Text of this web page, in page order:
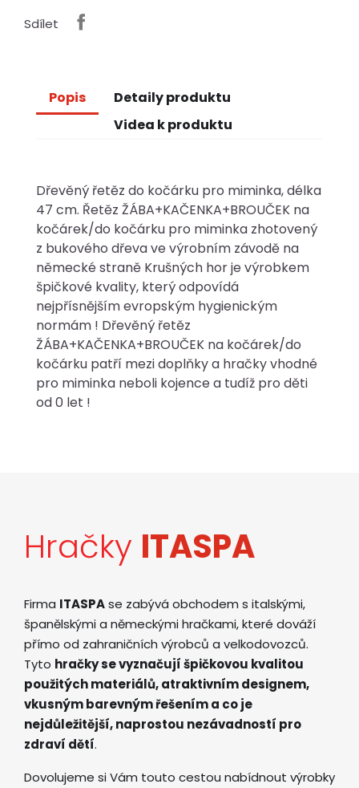
Sdílet
Popis
Detaily produktu
Videa k produktu
Dřevěný řetěz do kočárku pro miminka, délka
47 cm. Řetěz ŽÁBA+KAČENKA+BROUČEK na
kočárek/do kočárku pro miminka zhotovený
z bukového dřeva ve výrobním závodě na
německé straně Krušných hor je výrobkem
špičkové kvality, který odpovídá
nejpřísnějším evropským hygienickým
normám ! Dřevěný řetěz
ŽÁBA+KAČENKA+BROUČEK na kočárek/do
kočárku patří mezi doplňky a hračky vhodné
pro miminka neboli kojence a tudíž pro děti
od 0 let !
Hračky ITASPA
Firma ITASPAse zabývá obchodem s italskými,
španělskými a německými hračkami, které dováží
přímo od zahraničních výrobců a velkodovozců.
Tyto hračky se vyznačují špičkovou kvalitou
použitých materiálů, atraktivním designem,
vkusným barevným řešením a co je
nejdůležitější, naprostou nezávadností pro
zdraví dětí.
Dovolujeme si Vám touto cestou nabídnout výrobky